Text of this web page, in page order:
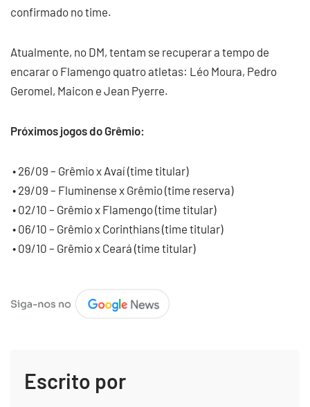
confirmado no time.
Atualmente, no DM, tentam se recuperar a tempo de
encarar o Flamengo quatro atletas: Léo Moura, Pedro
Geromel, Maicon e Jean Pyerre.
Próximos jogos do Grêmio:
• 26/09 – Grêmio x Avaí (time titular)
• 29/09 – Fluminense x Grêmio (time reserva)
• 02/10 – Grêmio x Flamengo (time titular)
• 06/10 – Grêmio x Corinthians (time titular)
• 09/10 – Grêmio x Ceará (time titular)
Escrito por